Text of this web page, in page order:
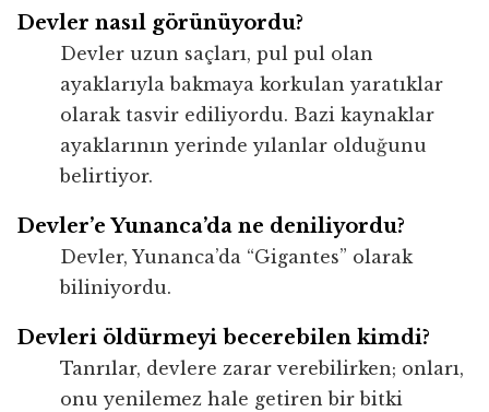
Devler nasıl görünüyordu?
Devler uzun saçları, pul pul olan
ayaklarıyla bakmaya korkulan yaratıklar
olarak tasvir ediliyordu. Bazi kaynaklar
ayaklarının yerinde yılanlar olduğunu
belirtiyor.
Devler’e Yunanca’da ne deniliyordu?
Devler, Yunanca’da “Gigantes” olarak
biliniyordu.
Devleri öldürmeyi becerebilen kimdi?
Tanrılar, devlere zarar verebilirken; onları,
onu yenilemez hale getiren bir bitki